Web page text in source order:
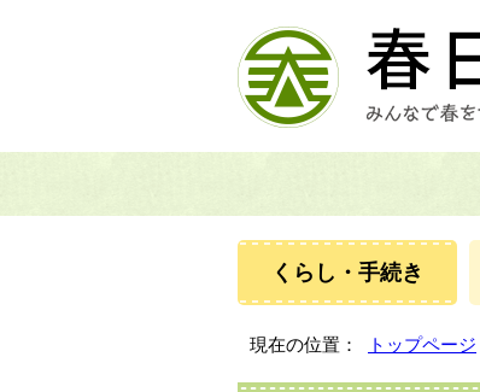
くらし・手続き
現在の位置： トップページ